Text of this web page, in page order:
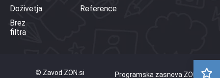
Doživetja
Brez
filtra
Reference
© Zavod ZON.si Programska zasnova ZON